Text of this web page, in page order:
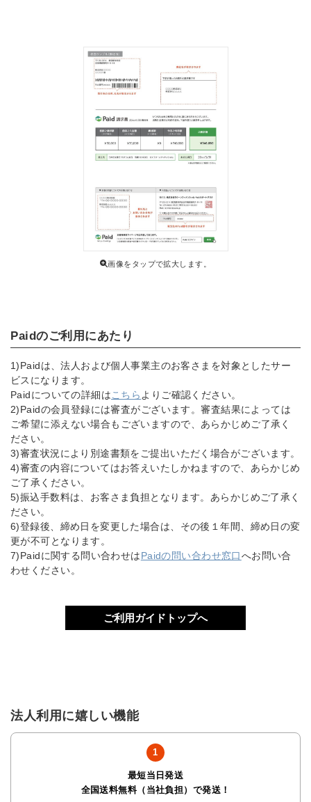
画像をタップで拡大します。
Paidのご利用にあたり
1)Paidは、法人および個人事業主のお客さまを対象としたサー
ビスになります。
Paidについての詳細はこちらよりご確認ください。
2)Paidの会員登録には審査がございます。審査結果によっては
ご希望に添えない場合もございますので、あらかじめご了承く
ださい。
3)審査状況により別途書類をご提出いただく場合がございます。
4)審査の内容についてはお答えいたしかねますので、あらかじめ
ご了承ください。
5)振込手数料は、お客さま負担となります。あらかじめご了承く
ださい。
6)登録後、締め日を変更した場合は、その後１年間、締め日の変
更が不可となります。
7)Paidに関する問い合わせはPaidの問い合わせ窓口へお問い合
わせください。
ご利用ガイドトップへ
法人利用に嬉しい機能
最短当日発送
全国送料無料（当社負担）で発送！